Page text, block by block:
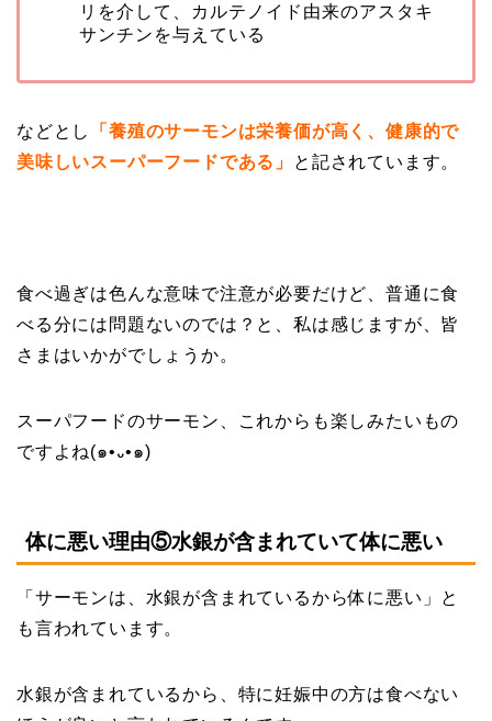
リを介して、カルテノイド由来のアスタキ
サンチンを与えている
などとし
「養殖のサーモンは栄養価が高く、健康的で
美味しいスーパーフードである」
と記されています。
食べ過ぎは色んな意味で注意が必要だけど、普通に食
べる分には問題ないのでは？と、私は感じますが、皆
さまはいかがでしょうか。
スーパフードのサーモン、これからも楽しみたいもの
ですよね(๑•᎑•๑)
体に悪い理由⑤水銀が含まれていて体に悪い
「サーモンは、水銀が含まれているから体に悪い」と
も言われています。
水銀が含まれているから、特に妊娠中の方は食べない